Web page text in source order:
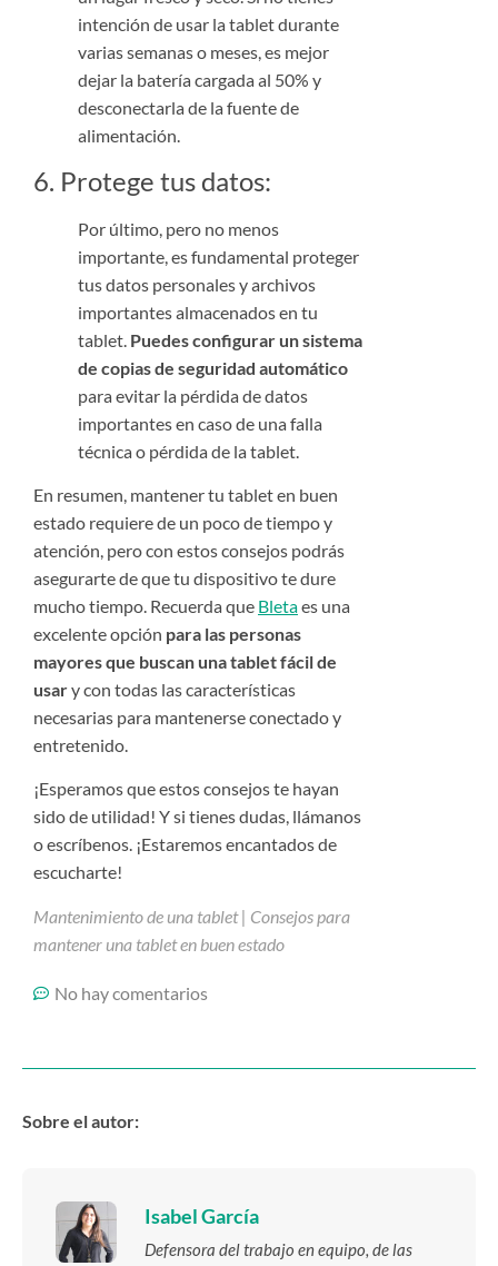
intención de usar la tablet durante
varias semanas o meses, es mejor
dejar la batería cargada al 50% y
desconectarla de la fuente de
alimentación.
6. Protege tus datos:
Por último, pero no menos
importante, es fundamental proteger
tus datos personales y archivos
importantes almacenados en tu
tablet. Puedes configurar un sistema
de copias de seguridad automático
para evitar la pérdida de datos
importantes en caso de una falla
técnica o pérdida de la tablet.
En resumen, mantener tu tablet en buen
estado requiere de un poco de tiempo y
atención, pero con estos consejos podrás
asegurarte de que tu dispositivo te dure
mucho tiempo. Recuerda que Bletaes una
excelente opción para las personas
mayores que buscan una tablet fácil de
usary con todas las características
necesarias para mantenerse conectado y
entretenido.
¡Esperamos que estos consejos te hayan
sido de utilidad! Y si tienes dudas, llámanos
o escríbenos. ¡Estaremos encantados de
escucharte!
Mantenimiento de una tablet | Consejos para
mantener una tablet en buen estado
No hay comentarios
Sobre el autor:
Isabel García
Defensora del trabajo en equipo, de las